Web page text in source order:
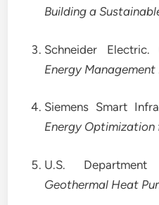
Building a
Schneider
Energy Management
Siemens Smart
Energy Optimization
U.S.
Geothermal Heat